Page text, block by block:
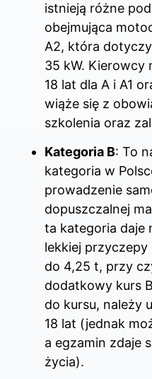
istnieją różne
obejmująca
A2, która
35 kW. Kierowcy
18 lat dla A i A1
wiąże się z
szkolenia oraz
Kategoria B: To
kategoria w
prowadzenie
dopuszczalnej
ta kategoria daje
lekkiej
do 4,25 t, przy
dodatkowy kurs
do kursu, należy
18 lat (jednak
a egzamin zdaje
życia).